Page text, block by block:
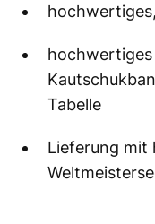
Tabelle
Lieferung mit